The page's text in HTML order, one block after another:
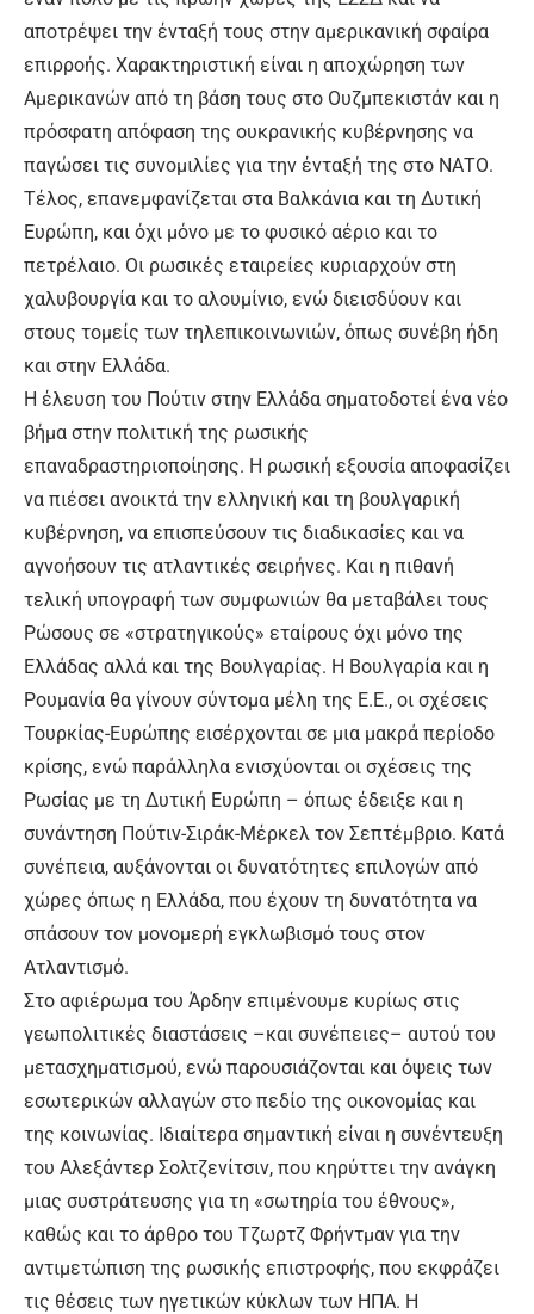
αποτρέψει την ένταξή τους στην αμερικανική σφαίρα
επιρροής. Χαρακτηριστική είναι η αποχώρηση των
Αμερικανών από τη βάση τους στο Ουζμπεκιστάν και η
πρόσφατη απόφαση της ουκρανικής κυβέρνησης να
παγώσει τις συνομιλίες για την ένταξή της στο ΝΑΤΟ.
Τέλος, επανεμφανίζεται στα Βαλκάνια και τη Δυτική
Ευρώπη, και όχι μόνο με το φυσικό αέριο και το
πετρέλαιο. Οι ρωσικές εταιρείες κυριαρχούν στη
χαλυβουργία και το αλουμίνιο, ενώ διεισδύουν και
στους τομείς των τηλεπικοινωνιών, όπως συνέβη ήδη
και στην Ελλάδα.
Η έλευση του Πούτιν στην Ελλάδα σηματοδοτεί ένα νέο
βήμα στην πολιτική της ρωσικής
επαναδραστηριοποίησης. Η ρωσική εξουσία αποφασίζει
να πιέσει ανοικτά την ελληνική και τη βουλγαρική
κυβέρνηση, να επισπεύσουν τις διαδικασίες και να
αγνοήσουν τις ατλαντικές σειρήνες. Και η πιθανή
τελική υπογραφή των συμφωνιών θα μεταβάλει τους
Ρώσους σε «στρατηγικούς» εταίρους όχι μόνο της
Ελλάδας αλλά και της Βουλγαρίας. Η Βουλγαρία και η
Ρουμανία θα γίνουν σύντομα μέλη της Ε.Ε., οι σχέσεις
Τουρκίας-Ευρώπης εισέρχονται σε μια μακρά περίοδο
κρίσης, ενώ παράλληλα ενισχύονται οι σχέσεις της
Ρωσίας με τη Δυτική Ευρώπη ­– όπως έδειξε και η
συνάντηση Πούτιν-Σιράκ-Μέρκελ τον Σεπτέμβριο. Κατά
συνέπεια, αυξάνονται οι δυνατότητες επιλογών από
χώρες όπως η Ελλάδα, που έχουν τη δυνατότητα να
σπάσουν τον μονομερή εγκλωβισμό τους στον
Ατλαντισμό.
Στο αφιέρωμα του Άρδην επιμένουμε κυρίως στις
γεωπολιτικές διαστάσεις –και συνέπειες– αυτού του
μετασχηματισμού, ενώ παρουσιάζονται και όψεις των
εσωτερικών αλλαγών στο πεδίο της οικονομίας και
της κοινωνίας. Ιδιαίτερα σημαντική είναι η συνέντευξη
του Αλεξάντερ Σολτζενίτσιν, που κηρύττει την ανάγκη
μιας συστράτευσης για τη «σωτηρία του έθνους»,
καθώς και το άρθρο του Τζωρτζ Φρήντμαν για την
αντιμετώπιση της ρωσικής επιστροφής, που εκφράζει
τις θέσεις των ηγετικών κύκλων των ΗΠΑ. Η